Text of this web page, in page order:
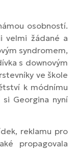
osobností.
velmi žádané a
syndromem,
s downovým
ve škole
k módnímu
Georgina nyní
reklamu pro
propagovala